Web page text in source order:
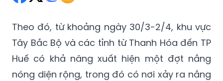
Theo đó, từ khoảng ngày 30/3-2/4, khu vực
Tây Bắc Bộ và các tỉnh từ Thanh Hóa đến TP
Huế có khả năng xuất hiện một đợt nắng
nóng diện rộng, trong đó có nơi xảy ra nắng